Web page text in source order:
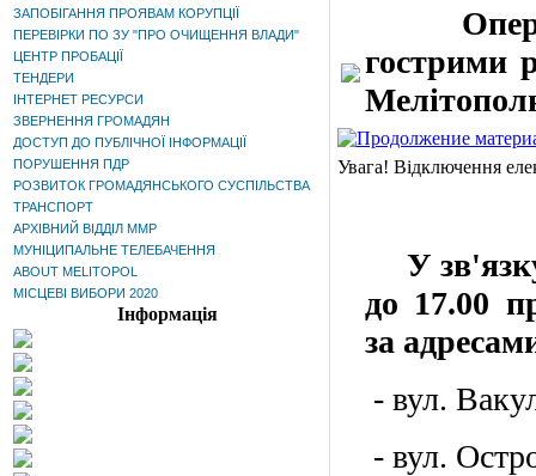
ЗАПОБІГАННЯ ПРОЯВАМ КОРУПЦІЇ
ПЕРЕВІРКИ ПО ЗУ "ПРО ОЧИЩЕННЯ ВЛАДИ"
ЦЕНТР ПРОБАЦІЇ
ТЕНДЕРИ
ІНТЕРНЕТ РЕСУРСИ
ЗВЕРНЕННЯ ГРОМАДЯН
ДОСТУП ДО ПУБЛІЧНОЇ ІНФОРМАЦІЇ
ПОРУШЕННЯ ПДР
РОЗВИТОК ГРОМАДЯНСЬКОГО СУСПІЛЬСТВА
ТРАНСПОРТ
АРХІВНИЙ ВІДДІЛ ММР
МУНІЦИПАЛЬНЕ ТЕЛЕБАЧЕННЯ
ABOUT MELITOPOL
МІСЦЕВІ ВИБОРИ 2020
Інформація
гострими
Увага! Відключення
У зв'язку
до 17.00
за
- вул.
- вул.